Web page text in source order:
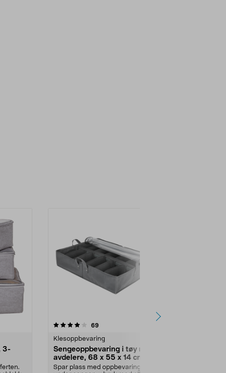
3-
69anmeldelser
Klesoppbevaring
Sengeoppbevaring i tøy med
avdelere, 68 x 55 x 14 cm
Spar plass med oppbevaring
4.5 av 5 stjerner